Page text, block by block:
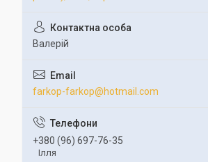
Валерій
farkop-farkop@hotmail.com
+380 (96) 697-76-35
Ілля